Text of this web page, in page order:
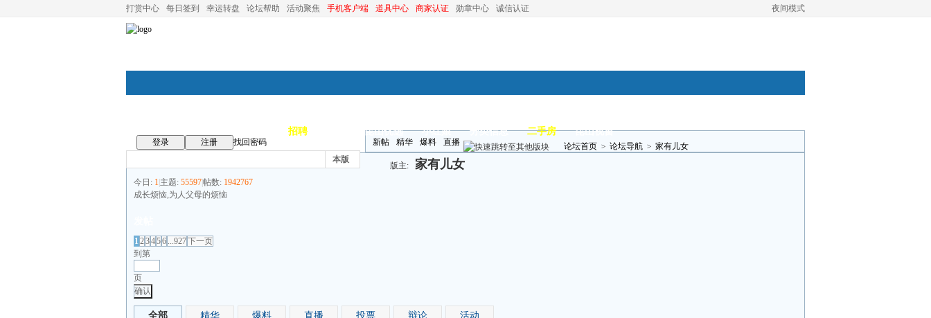
夜间模式
打赏中心 每日签到 幸运转盘 论坛帮助 活动聚焦 手机客户端 道具中心 商家认证 勋章中心 诚信认证
招聘 昆山优选 小红娘 分类信息 二手房 昆山视窗
登录 注册
找回密码
本版
新帖 精华 爆料 直播 论坛首页 > 论坛导航 > 家有儿女
版主: 家有儿女
今日: 1 主题: 55597帖数: 1942767
成长烦恼,为人父母的烦恼
123456 ...927下一页
到第
页
确认
全部 精华 爆料 直播 投票 辩论 活动